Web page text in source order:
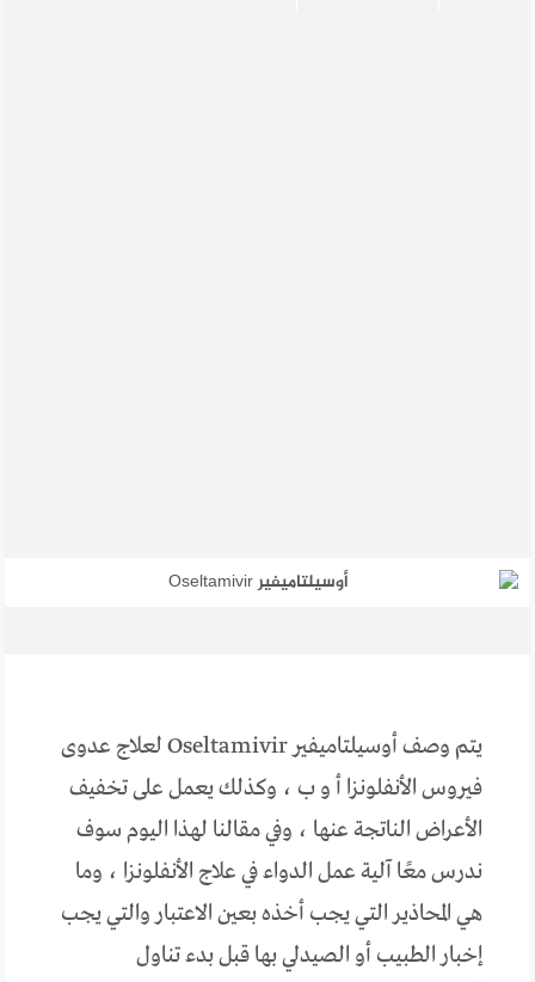
يتم وصف أوسيلتاميفير Oseltamivir لعلاج عدوى
فيروس الأنفلونزا أ و ب ، وكذلك يعمل على تخفيف
الأعراض الناتجة عنها ، وفي مقالنا لهذا اليوم سوف
ندرس معًا آلية عمل الدواء في علاج الأنفلونزا ، وما
هي المحاذير التي يجب أخذه بعين الاعتبار والتي يجب
إخبار الطبيب أو الصيدلي بها قبل بدء تناول